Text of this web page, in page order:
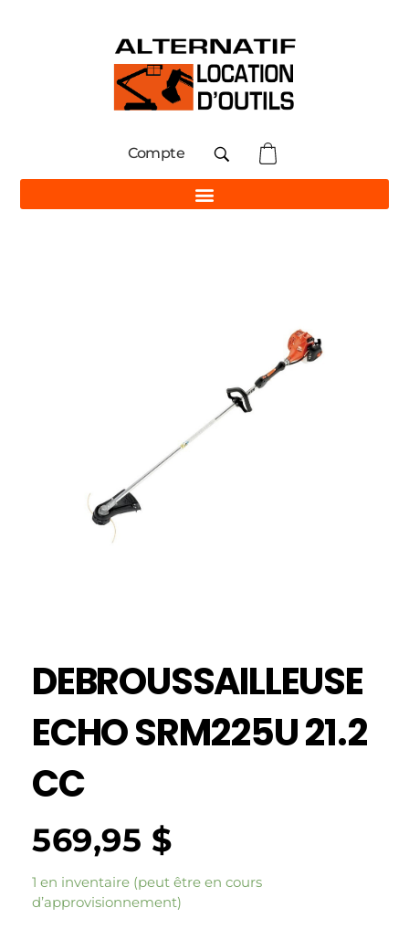
Compte
DEBROUSSAILLEUSE
ECHO SRM225U 21.2
CC
569,95 $
1 en inventaire (peut être en cours
d’approvisionnement)